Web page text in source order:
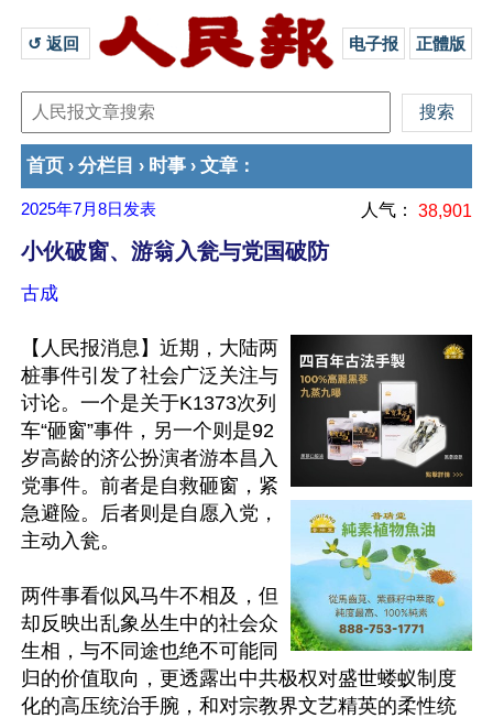
↺ 返回 电子报 正體版
首页 › 分栏目 › 时事 › 文章 ：
2025年7月8日 发表 人气： 38,901
小伙破窗、游翁入瓮与党国破防
古成
【人民报消息】近期，大陆两
桩事件引发了社会广泛关注与
讨论。一个是关于K1373次列
车“砸窗”事件，另一个则是92
岁高龄的济公扮演者游本昌入
党事件。前者是自救砸窗，紧
急避险。后者则是自愿入党，
主动入瓮。
两件事看似风马牛不相及，但
却反映出乱象丛生中的社会众
生相，与不同途也绝不可能同
归的价值取向，更透露出中共极权对盛世蝼蚁制度
化的高压统治手腕，和对宗教界文艺精英的柔性统